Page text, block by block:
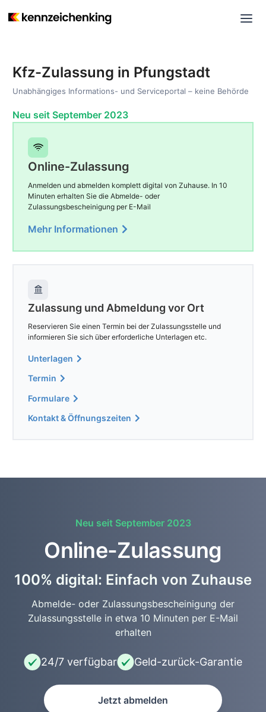
Kfz-Zulassung in Pfungstadt
Unabhängiges Informations- und Serviceportal – keine Behörde
Neu seit September 2023
Online-Zulassung
Anmelden und abmelden komplett digital von Zuhause. In 10
Minuten erhalten Sie die Abmelde- oder
Zulassungsbescheinigung per E-Mail
Mehr Informationen
Zulassung und Abmeldung vor Ort
Reservieren Sie einen Termin bei der Zulassungsstelle und
informieren Sie sich über erforderliche Unterlagen etc.
Unterlagen
Termin
Formulare
Kontakt & Öffnungszeiten
Neu seit September 2023
Online-Zulassung
100% digital: Einfach von Zuhause
Abmelde- oder Zulassungsbescheinigung der
Zulassungsstelle in etwa 10 Minuten per E-Mail
erhalten
24/7 verfügbar Geld-zurück-Garantie
Jetzt abmelden